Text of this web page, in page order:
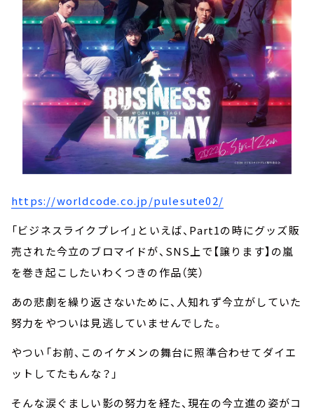
https://worldcode.co.jp/pulesute02/
「ビジネスライクプレイ」といえば、Part1の時にグッズ販
売された今立のブロマイドが、SNS上で【譲ります】の嵐
を巻き起こしたいわくつきの作品（笑）
あの悲劇を繰り返さないために、人知れず今立がしていた
努力をやついは見逃していませんでした。
やつい「お前、このイケメンの舞台に照準合わせてダイエ
ットしてたもんな？」
そんな涙ぐましい影の努力を経た、現在の今立進の姿がコ